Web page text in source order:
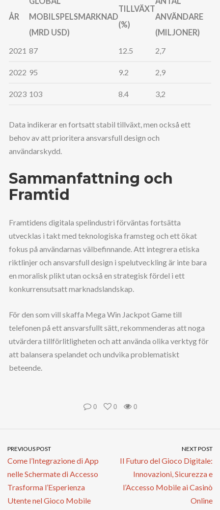
ÅR
MOBILSPELSMARKNAD
(MRD USD)
TILLVÄXT
(%)
ANVÄNDARE
(MILJONER)
2021 87 12.5 2,7
2022 95 9.2 2,9
2023 103 8.4 3,2
Data indikerar en fortsatt stabil tillväxt, men också ett
behov av att prioritera ansvarsfull design och
användarskydd.
Sammanfattning och
Framtid
Framtidens digitala spelindustri förväntas fortsätta
utvecklas i takt med teknologiska framsteg och ett ökat
fokus på användarnas välbefinnande. Att integrera etiska
riktlinjer och ansvarsfull design i spelutveckling är inte bara
en moralisk plikt utan också en strategisk fördel i ett
konkurrensutsatt marknadslandskap.
För den som vill skaffa Mega Win Jackpot Game till
telefonen på ett ansvarsfullt sätt, rekommenderas att noga
utvärdera tillförlitligheten och att använda olika verktyg för
att balansera spelandet och undvika problematiskt
beteende.
0 0 0
PREVIOUS POST
Come l’Integrazione di App
nelle Schermate di Accesso
Trasforma l’Esperienza
Utente nel Gioco Mobile
NEXT POST
Il Futuro del Gioco Digitale:
Innovazioni, Sicurezza e
l’Accesso Mobile ai Casinò
Online